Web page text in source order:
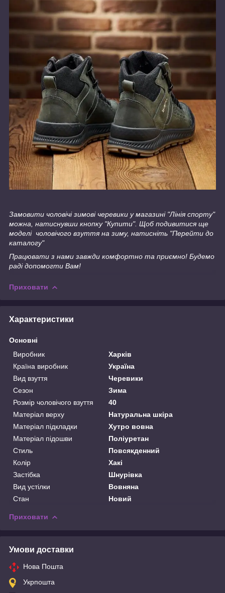
Замовити чоловічі зимові черевики у магазині "Лінія спорту"
можна, натиснувши кнопку "Купити". Щоб подивитися ще
моделі чоловічого взуття на зиму, натисніть "Перейти до
каталогу"
Працювати з нами завжди комфортно та приємно! Будемо
раді допомогти Вам!
Приховати
Характеристики
Основні
Виробник
Харків
Країна виробник
Україна
Вид взуття
Черевики
Сезон
Зима
Розмір чоловічого взуття
40
Матеріал верху
Натуральна шкіра
Матеріал підкладки
Хутро вовна
Матеріал підошви
Поліуретан
Стиль
Повсякденний
Колір
Хакі
Застібка
Шнурівка
Вид устілки
Вовняна
Стан
Новий
Приховати
Умови доставки
Нова Пошта
Укрпошта